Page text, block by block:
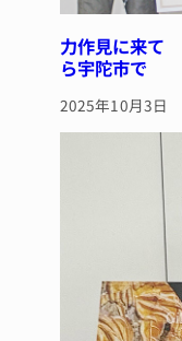
力作見に来て
ら宇陀市で
2025年10月3日